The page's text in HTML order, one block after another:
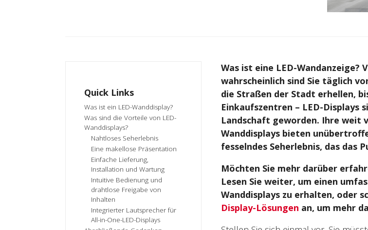
Quick Links
Was ist ein LED-Wanddisplay?
Was sind die Vorteile von LED-
Wanddisplays?
Nahtloses Seherlebnis
Eine makellose Präsentation
Einfache Lieferung,
Installation und Wartung
Intuitive Bedienung und
drahtlose Freigabe von
Inhalten
Integrierter Lautsprecher für
All-in-One-LED-Displays
Was ist eine LED-
wahrscheinlich sind Sie täglich
die Straßen der Stadt erhellen,
Einkaufszentren – LED-Displays
Landschaft geworden. Ihre weit
Wanddisplays bieten
fesselndes Seherlebnis, das das
Möchten Sie mehr darüber
Lesen Sie weiter, um einen
Wanddisplays zu erhalten, oder
Display-Lösungen an, um mehr